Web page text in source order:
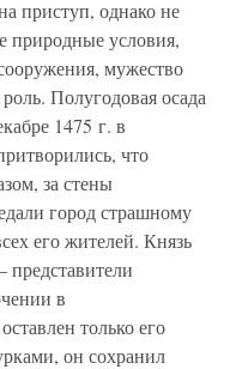
приступ, однако не
природные условия,
мужество
Полугодовая осада
1475 г. в
что
за стены
город страшному
его жителей. Князь
в
только его
он сохранил